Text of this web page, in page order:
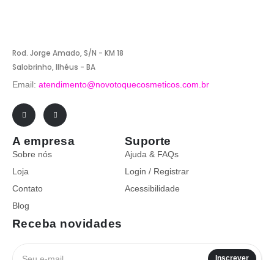
Rod. Jorge Amado, S/N - KM 18
Salobrinho, Ilhéus - BA
Email: atendimento@novotoquecosmeticos.com.br
A empresa
Sobre nós
Loja
Contato
Blog
Suporte
Ajuda & FAQs
Login / Registrar
Acessibilidade
Receba novidades